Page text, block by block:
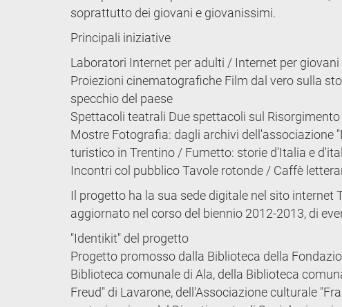
soprattutto dei giovani e giovanissimi.
Principali iniziative
Laboratori Internet per adulti / Internet per
Proiezioni cinematografiche Film dal vero sulla
specchio del paese
Spettacoli teatrali Due spettacoli sul
Mostre Fotografia: dagli archivi dell'associazione
turistico in Trentino / Fumetto: storie d'Italia e
Incontri col pubblico Tavole rotonde / Caffè
Il progetto ha la sua sede digitale nel sito
aggiornato nel corso del biennio 2012-2013, di
"Identikit" del progetto
Progetto promosso dalla Biblioteca della
Biblioteca comunale di Ala, della Biblioteca
Freud" di Lavarone, dell'Associazione culturale